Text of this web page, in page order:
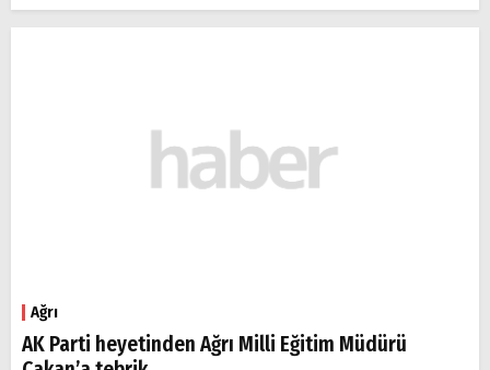
Ağrı
AK Parti heyetinden Ağrı Milli Eğitim Müdürü